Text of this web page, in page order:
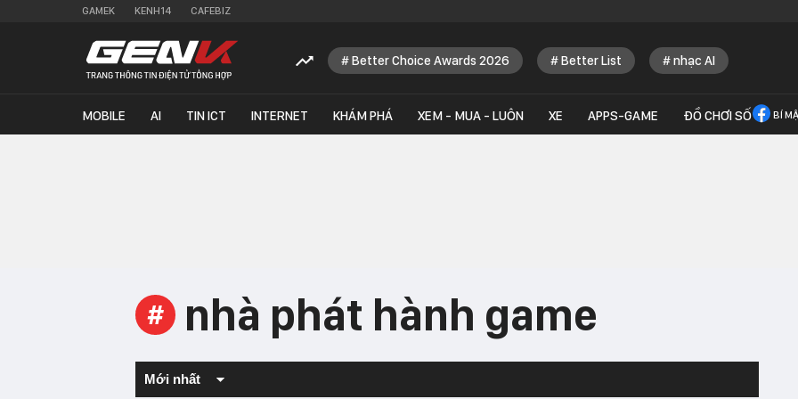
GAMEK KENH14 CAFEBIZ
Better Choice Awards 2026 Better List nhạc AI
MOBILE AI TIN ICT INTERNET KHÁM PHÁ XEM - MUA - LUÔN XE APPS-GAME ĐỒ CHƠI SỐ BÍ
# nhà phát hành game
Mới nhất